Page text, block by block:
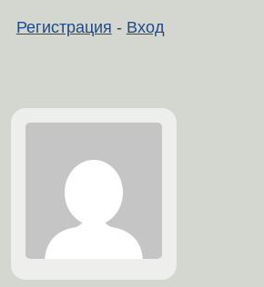
Регистрация - Вход